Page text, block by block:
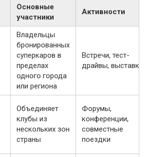
Основные
участники
Активности
Владельцы
бронированных
суперкаров в
пределах
одного города
или региона
Встречи, тест-
драйвы, выставки
Объединяет
клубы из
нескольких зон
страны
Форумы,
конференции,
совместные
поездки